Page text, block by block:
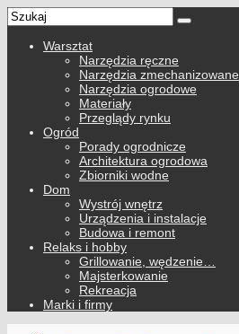
Warsztat
Narzędzia ręczne
Narzędzia zmechanizowane
Narzędzia ogrodowe
Materiały
Przeglądy rynku
Ogród
Porady ogrodnicze
Architektura ogrodowa
Zbiorniki wodne
Dom
Wystrój wnętrz
Urządzenia i instalacje
Budowa i remont
Relaks i hobby
Grillowanie, wędzenie…
Majsterkowanie
Rekreacja
Marki i firmy